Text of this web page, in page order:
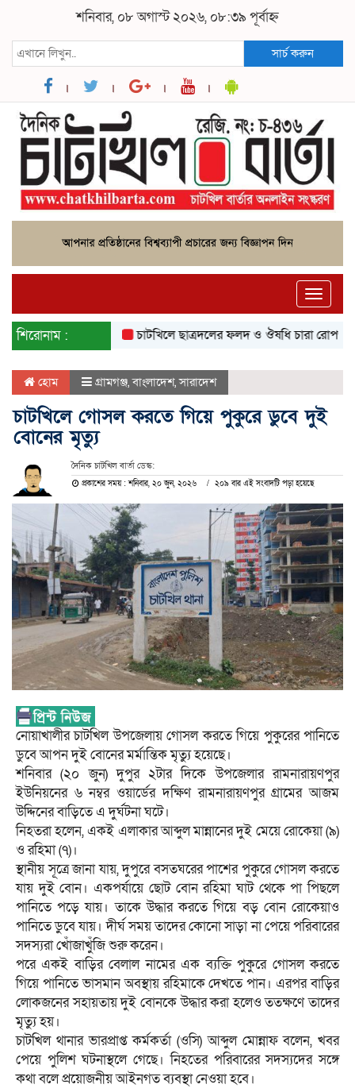
শনিবার, ০৮ অগাস্ট ২০২৬, ০৮:৩৯ পূর্বাহ্ন
সার্চ করুন
Toggle
শিরোনাম :
চাটখিলে ছাত্রদলের ফলদ ও ঔষধি চারা রোপণ
হোম গ্রামগঞ্জ,বাংলাদেশ,সারাদেশ
চাটখিলে গোসল করতে গিয়ে পুকুরে ডুবে দুই
বোনের মৃত্যু
দৈনিক চাটখিল বার্তা ডেস্ক:
প্রকাশের সময় : শনিবার, ২০ জুন, ২০২৬ ২০৯ বার এই সংবাদটি পড়া হয়েছে
নোয়াখালীর চাটখিল উপজেলায় গোসল করতে গিয়ে পুকুরের পানিতে
ডুবে আপন দুই বোনের মর্মান্তিক মৃত্যু হয়েছে।
শনিবার (২০ জুন) দুপুর ২টার দিকে উপজেলার রামনারায়ণপুর
ইউনিয়নের ৬ নম্বর ওয়ার্ডের দক্ষিণ রামনারায়ণপুর গ্রামের আজম
উদ্দিনের বাড়িতে এ দুর্ঘটনা ঘটে।
নিহতরা হলেন, একই এলাকার আব্দুল মান্নানের দুই মেয়ে রোকেয়া (৯)
ও রহিমা (৭)।
স্থানীয় সূত্রে জানা যায়, দুপুরে বসতঘরের পাশের পুকুরে গোসল করতে
যায় দুই বোন। একপর্যায়ে ছোট বোন রহিমা ঘাট থেকে পা পিছলে
পানিতে পড়ে যায়। তাকে উদ্ধার করতে গিয়ে বড় বোন রোকেয়াও
পানিতে ডুবে যায়। দীর্ঘ সময় তাদের কোনো সাড়া না পেয়ে পরিবারের
সদস্যরা খোঁজাখুঁজি শুরু করেন।
পরে একই বাড়ির বেলাল নামের এক ব্যক্তি পুকুরে গোসল করতে
গিয়ে পানিতে ভাসমান অবস্থায় রহিমাকে দেখতে পান। এরপর বাড়ির
লোকজনের সহায়তায় দুই বোনকে উদ্ধার করা হলেও ততক্ষণে তাদের
মৃত্যু হয়।
চাটখিল থানার ভারপ্রাপ্ত কর্মকর্তা (ওসি) আব্দুল মোন্নাফ বলেন, খবর
পেয়ে পুলিশ ঘটনাস্থলে গেছে। নিহতের পরিবারের সদস্যদের সঙ্গে
কথা বলে প্রয়োজনীয় আইনগত ব্যবস্থা নেওয়া হবে।